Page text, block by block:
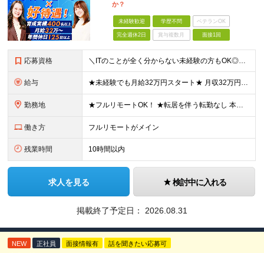
か？
未経験歓迎 学歴不問 ベテランOK
完全週休2日 賞与複数月 面接1回
応募資格 ＼ITのことが全く分からない未経験の方もOK◎／≪ポテンシャル採用実施中≫ ★未経験OK！フリータからの正社員デビューもOK！ ★学歴不問 ≪こんな方にピッタリです！≫ ◎未経験から本気でエンジニア
給与 ★未経験でも月給32万円スタート★ 月収32万円～35万円＋各種手当（資格手当だけで毎月15万の上乗せ実績あり！） ★資格手当豊富！1資格につき最大3万円支給 ★功績手当の導入で、毎月のお給与に上乗
勤務地 ★フルリモートOK！ ★転居を伴う転勤なし 本社またはプロジェクト先にて勤務いただきます！ ※プロジェクト先は一都三県及び23区内がメイン 【本社】 東京都新宿区神楽坂1-2 研究社英語センタービ
働き方 フルリモートがメイン
残業時間 10時間以内
求人を見る 検討中に入れる
掲載終了予定日： 2026.08.31
NEW 正社員 面接情報有 話を聞きたい応募可